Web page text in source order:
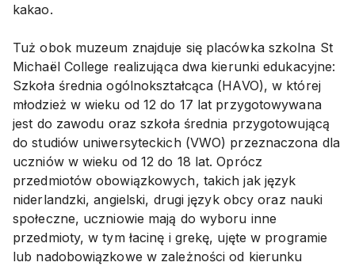
kakao.
Tuż obok muzeum znajduje się placówka szkolna St
Michaël College realizująca dwa kierunki edukacyjne:
Szkoła średnia ogólnokształcąca (HAVO), w której
młodzież w wieku od 12 do 17 lat przygotowywana
jest do zawodu oraz szkoła średnia przygotowującą
do studiów uniwersyteckich (VWO) przeznaczona dla
uczniów w wieku od 12 do 18 lat. Oprócz
przedmiotów obowiązkowych, takich jak język
niderlandzki, angielski, drugi język obcy oraz nauki
społeczne, uczniowie mają do wyboru inne
przedmioty, w tym łacinę i grekę, ujęte w programie
lub nadobowiązkowe w zależności od kierunku